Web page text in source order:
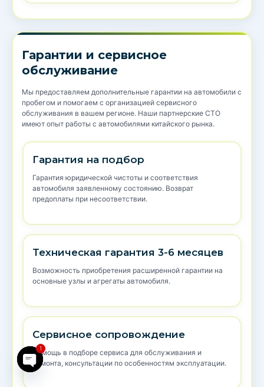
Гарантии и сервисное
обслуживание
Мы предоставляем дополнительные гарантии на автомобили с
пробегом и помогаем с организацией сервисного
обслуживания в вашем регионе. Наши партнерские СТО
имеют опыт работы с автомобилями китайского рынка.
Гарантия на подбор
Гарантия юридической чистоты и соответствия
автомобиля заявленному состоянию. Возврат
предоплаты при несоответствии.
Техническая гарантия 3-6 месяцев
Возможность приобретения расширенной гарантии на
основные узлы и агрегаты автомобиля.
Сервисное сопровождение
Помощь в подборе сервиса для обслуживания и
ремонта, консультации по особенностям эксплуатации.
1